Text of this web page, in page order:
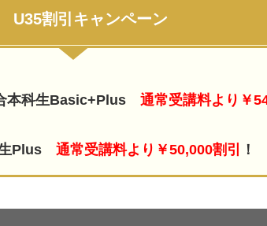
U35割引キャンペーン
本科生Basic+Plus 通常受講料より￥
Plus 通常受講料より￥50,000割引 ！